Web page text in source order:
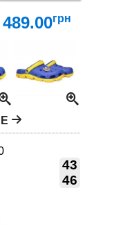
та пляжу EVA |
489.00грн
43
46